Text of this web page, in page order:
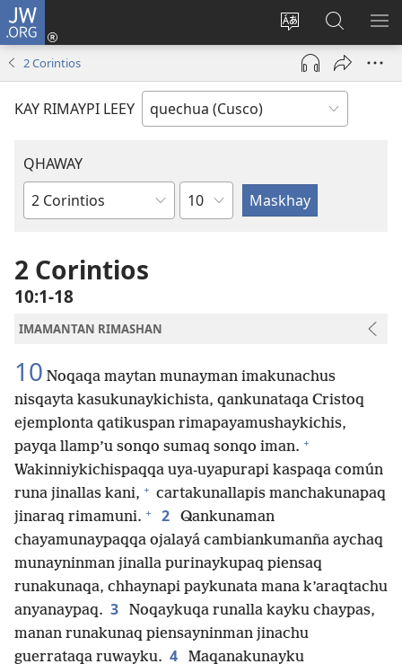
JW.ORG
Direccionpi
akllay
Sutiykiwan
jaykuy
(abre
nueva
JW.ORG
nisqapi
maskhay
2 Corintios
KAY RIMAYPI LEEY
QHAWAY
Libro
la
Biblia
Capítulo
2 Corintios
10:1-18
IMAMANTAN RIMASHAN
10 Noqaqa maytan munayman imakunachus
nisqayta kasukunaykichista, qankunataqa Cristoq
ejemplonta qatikuspan rimapayamushaykichis,
payqa llamp’u sonqo sumaq sonqo iman. +
Wakinniykichispaqqa uya-uyapurapi kaspaqa común
runa jinallas kani, + cartakunallapis manchakunapaq
jinaraq rimamuni. + 2
Qankunaman
chayamunaypaqqa ojalayá cambiankumanña aychaq
munayninman jinalla purinaykupaq piensaq
runakunaqa, chhaynapi paykunata mana k’araqtachu
anyanaypaq. 3
Noqaykuqa runalla kayku chaypas,
manan runakunaq piensayninman jinachu
guerrataqa ruwayku. 4
Maqanakunayku